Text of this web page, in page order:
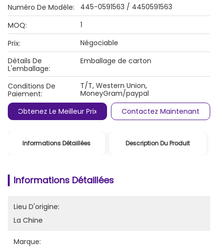
Numéro De Modèle:
445-0591563 / 4450591563
MOQ:
1
Prix:
Négociable
Détails De
L'emballage:
Emballage de carton
Conditions De
Paiement:
T/T, Western Union,
MoneyGram/paypal
Obtenez Le Meilleur Prix
Contactez Maintenant
Informations Détaillées Description Du Produit
Informations Détaillées
Lieu D'origine:
La Chine
Marque: